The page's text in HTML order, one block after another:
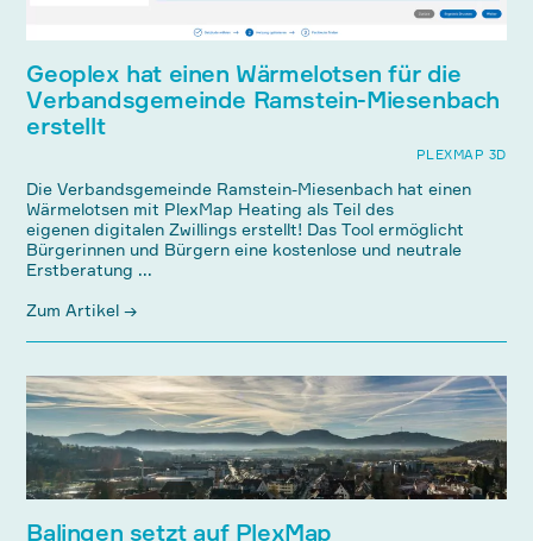
Geoplex hat einen Wärmelotsen für die
Verbandsgemeinde Ramstein-Miesenbach
erstellt
PLEXMAP 3D
Die Verbandsgemeinde Ramstein-Miesenbach hat einen
Wärmelotsen mit PlexMap Heating als Teil des
eigenen digitalen Zwillings erstellt! Das Tool ermöglicht
Bürgerinnen und Bürgern eine kostenlose und neutrale
Erstberatung ...
Zum Artikel →
Balingen setzt auf PlexMap